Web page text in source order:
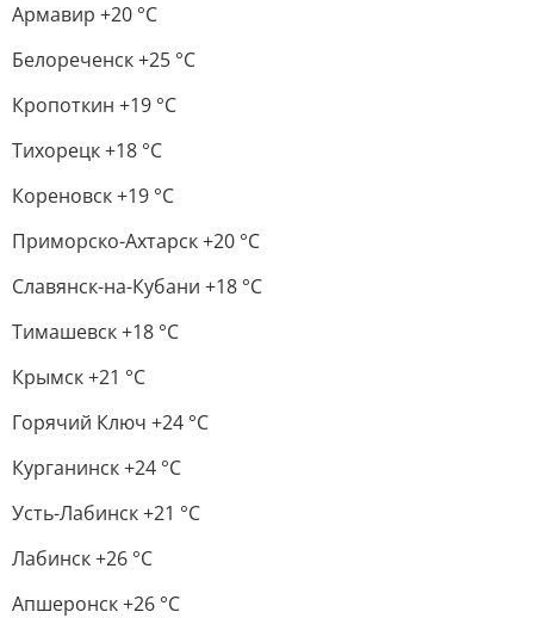
Армавир +20 °С
Белореченск +25 °С
Кропоткин +19 °С
Тихорецк +18 °С
Кореновск +19 °С
Приморско-Ахтарск +20 °С
Славянск-на-Кубани +18 °С
Тимашевск +18 °С
Крымск +21 °С
Горячий Ключ +24 °С
Курганинск +24 °С
Усть-Лабинск +21 °С
Лабинск +26 °С
Апшеронск +26 °С